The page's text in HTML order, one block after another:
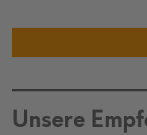
Unsere